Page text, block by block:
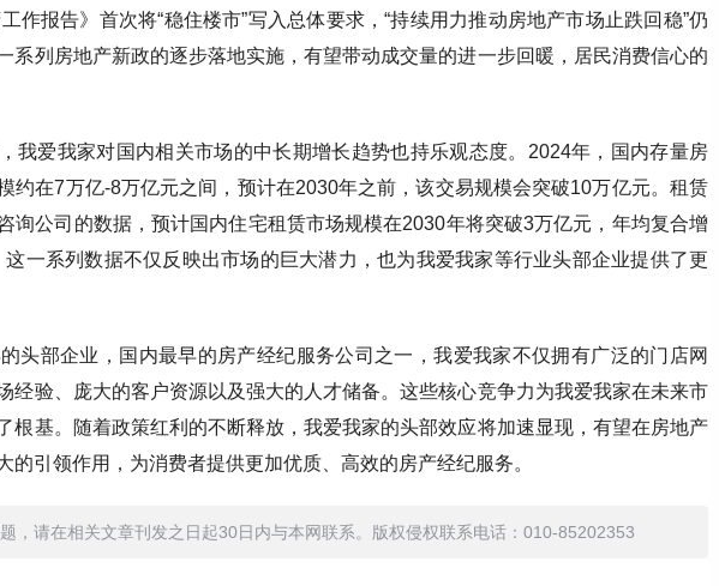
作报告》首次将“稳住楼市”写入总体要求，“持续用力推动房地产市场止跌回稳”仍
系列房地产新政的逐步落地实施，有望带动成交量的进一步回暖，居民消费信心的
我爱我家对国内相关市场的中长期增长趋势也持乐观态度。2024年，国内存量房
约在7万亿-8万亿元之间，预计在2030年之前，该交易规模会突破10万亿元。租赁
询公司的数据，预计国内住宅租赁市场规模在2030年将突破3万亿元，年均复合增
一系列数据不仅反映出市场的巨大潜力，也为我爱我家等行业头部企业提供了更
头部企业，国内最早的房产经纪服务公司之一，我爱我家不仅拥有广泛的门店网
经验、庞大的客户资源以及强大的人才储备。这些核心竞争力为我爱我家在未来市
根基。随着政策红利的不断释放，我爱我家的头部效应将加速显现，有望在房地产
的引领作用，为消费者提供更加优质、高效的房产经纪服务。
，请在相关文章刊发之日起30日内与本网联系。版权侵权联系电话：010-85202353